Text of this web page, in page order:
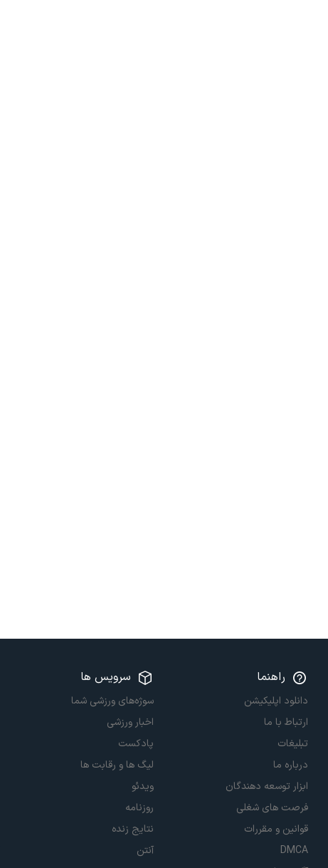
راهنما
دانلود اپلیکیشن
ارتباط با ما
تبلیغات
درباره ما
ابزار توسعه دهندگان
فرصت های شغلی
قوانین و مقررات
DMCA
سرویس ها
سوژه‌های ورزشی شما
اخبار ورزشی
پادکست
لیگ ها و رقابت ها
ویدئو
روزنامه
نتایج زنده
آنتن